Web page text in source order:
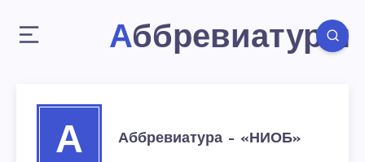
Аббревиатуры
А Аббревиатура – «НИОБ»